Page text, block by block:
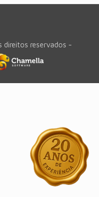
direitos reservados -